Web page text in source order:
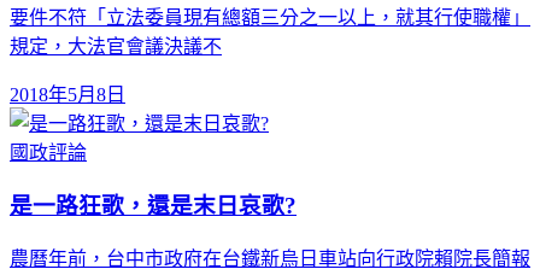
要件不符「立法委員現有總額三分之一以上，就其行使職權」
規定，大法官會議決議不
2018年5月8日
國政評論
是一路狂歌，還是末日哀歌?
農曆年前，台中市政府在台鐵新烏日車站向行政院賴院長簡報